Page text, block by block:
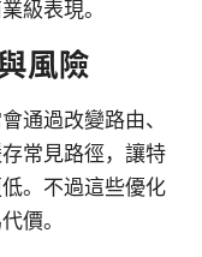
級表現。
風險
通過改變路由、
常見路徑，讓特
。不過這些優化
價。